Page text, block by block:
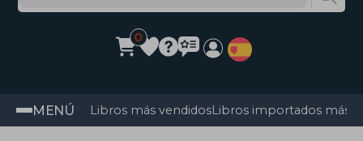
0
MENÚ Libros más vendidosLibros importados más